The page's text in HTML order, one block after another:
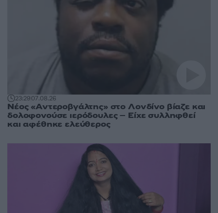
23:2907.08.26
Νέος «Αντεροβγάλτης» στο Λονδίνο βίαζε και
δολοφονούσε ιερόδουλες – Είχε συλληφθεί
και αφέθηκε ελεύθερος